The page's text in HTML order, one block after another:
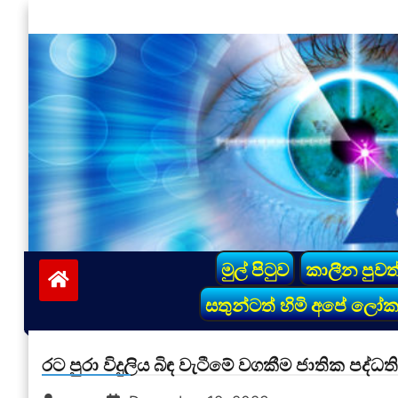
to
content
vinivida.lk
මුල් පිටුව
කාලීන
සතුන්ටත් හිමි අපේ
රට පුරා විදුලිය බිඳ වැටීමේ වගකීම ජාතික